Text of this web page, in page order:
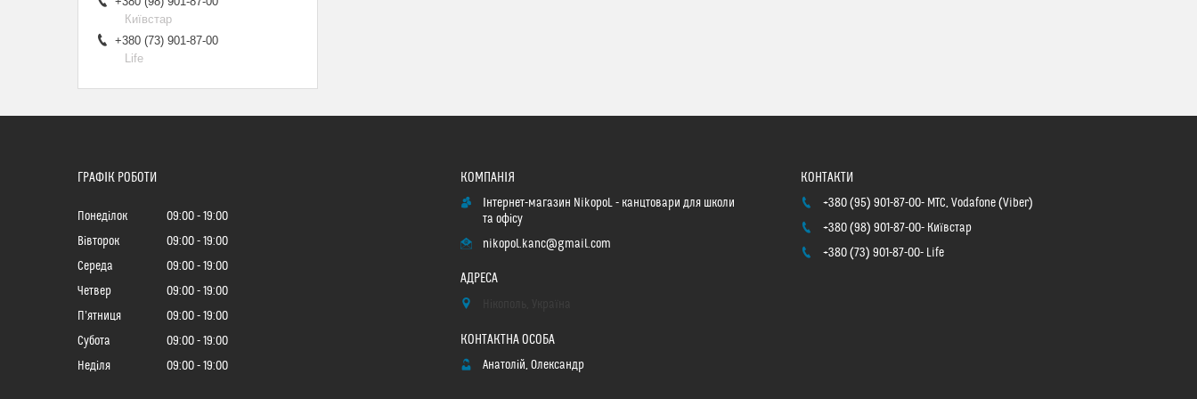
Київстар
+380 (73) 901-87-00
Life
ГРАФІК РОБОТИ
Понеділок 09:00
19:00
Вівторок
09:00
19:00
Середа
09:00
19:00
Четвер
09:00
19:00
Пʼятниця
09:00
19:00
Субота
09:00
19:00
Неділя
09:00 19:00
Інтернет-магазин NikopoL - канцтовари для школи
та офісу
nikopol.kanc@gmail.com
Анатолій, Олександр
+380 (95) 901-87-00 МТС, Vodafone (Viber)
+380 (98) 901-87-00 Київстар
+380 (73) 901-87-00 Life